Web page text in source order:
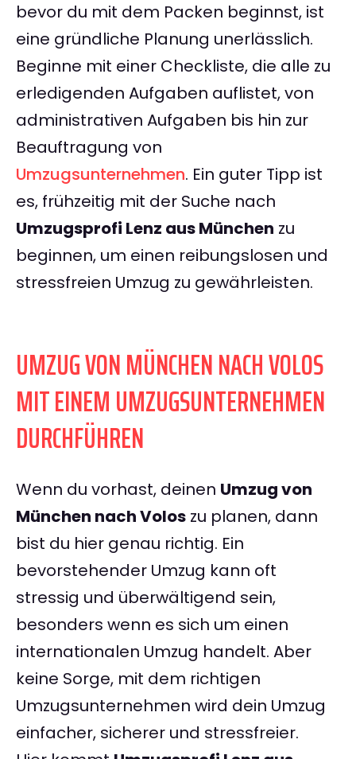
bevor du mit dem Packen beginnst, ist
eine gründliche Planung unerlässlich.
Beginne mit einer Checkliste, die alle zu
erledigenden Aufgaben auflistet, von
administrativen Aufgaben bis hin zur
Beauftragung von
Umzugsunternehmen. Ein guter Tipp ist
es, frühzeitig mit der Suche nach
Umzugsprofi Lenz aus München zu
beginnen, um einen reibungslosen und
stressfreien Umzug zu gewährleisten.
UMZUG VON MÜNCHEN NACH VOLOS
MIT EINEM UMZUGSUNTERNEHMEN
DURCHFÜHREN
Wenn du vorhast, deinen Umzug von
München nach Volos zu planen, dann
bist du hier genau richtig. Ein
bevorstehender Umzug kann oft
stressig und überwältigend sein,
besonders wenn es sich um einen
internationalen Umzug handelt. Aber
keine Sorge, mit dem richtigen
Umzugsunternehmen wird dein Umzug
einfacher, sicherer und stressfreier.